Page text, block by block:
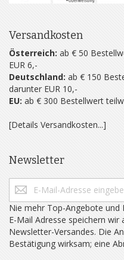
Versandkosten
Österreich: ab € 50
EUR 6,-
Deutschland: ab € 150
darunter EUR 10,-
EU: ab € 300 Bestellwert
[Details Versandkosten...]
Newsletter
Nie mehr Top-Angebote und
E-Mail Adresse speichern
Newsletter-Versandes. Die
Bestätigung wirksam; eine